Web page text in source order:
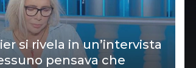
si rivela in un’intervista
pensava che